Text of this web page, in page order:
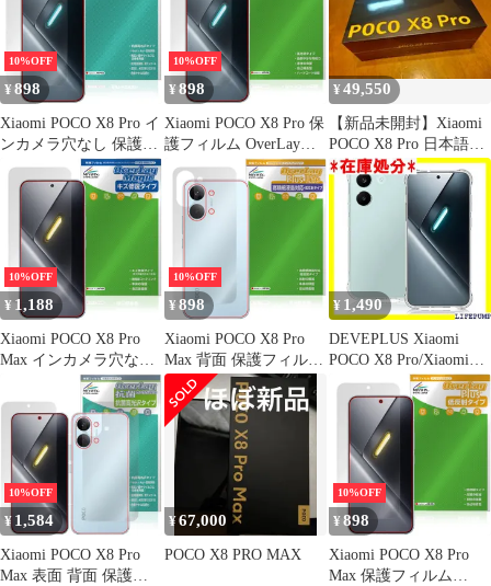
高光沢 抗菌
10%OFF
¥ 898
Xiaomi POCO X8 Pro イ
ンカメラ穴なし 保護フ
ィルム OverLay 抗菌
Brilliant for シャオミー
ポコ プロ Hydro Ag+ 抗
ウイルス 高光沢
10%OFF
¥ 898
Xiaomi POCO X8 Pro 保
護フィルム OverLay
Brilliant for シャオミー
ポコ プロ 液晶保護 指
紋がつきにくい 指紋防
¥49,550
【新品未開封】Xiaomi
POCO X8 Pro 日本語
版 ミントグリーン
10%OFF
¥ 1,188
Xiaomi POCO X8 Pro
Max インカメラ穴なし
保護フィルム OverLay
Magic for シャオミー ポ
コ プロ マックス 傷修
復 耐指紋 指紋防止
10%OFF
¥ 898
Xiaomi POCO X8 Pro
Max 背面 保護フィルム
OverLay Plus Lite for シ
ャオミー ポコ プロ マ
ックス 本体保護 さらさ
ら手触り 低反射素材
¥ 1,490
DEVEPLUS Xiaomi
POCO X8 Pro/Xiaomi
Redmi Turbo 5 用 ケー
ス 柔らかい TPU素材
軽量 薄型 xiaomi poco
x8 pro 5g 用 カバー 耐
衝撃構造 擦り傷防止 持
ちやすい 滑り止め 透明
3321
10%OFF
¥ 1,584
Xiaomi POCO X8 Pro
Max 表面 背面 保護フ
¥67,000
POCO X8 PRO MAX
10%OFF
¥ 898
Xiaomi POCO X8 Pro
Max 保護フィルム